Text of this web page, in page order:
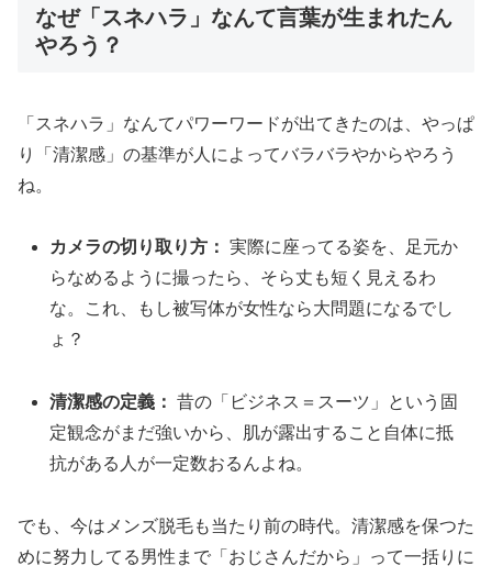
なぜ「スネハラ」なんて言葉が生まれたん
やろう？
「スネハラ」なんてパワーワードが出てきたのは、やっぱ
り「清潔感」の基準が人によってバラバラやからやろう
ね。
カメラの切り取り方： 実際に座ってる姿を、足元か
らなめるように撮ったら、そら丈も短く見えるわ
な。これ、もし被写体が女性なら大問題になるでし
ょ？
清潔感の定義： 昔の「ビジネス＝スーツ」という固
定観念がまだ強いから、肌が露出すること自体に抵
抗がある人が一定数おるんよね。
でも、今はメンズ脱毛も当たり前の時代。清潔感を保つた
めに努力してる男性まで「おじさんだから」って一括りに